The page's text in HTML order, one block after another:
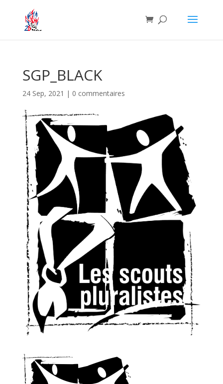
SGP_BLACK
24 Sep, 2021 | 0 commentaires